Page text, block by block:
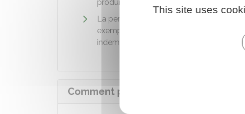
produits.
La personne qui s'est emparée de la
exemple, si un objet volé vous cause
indemnisation à la personne qui a
Comment préparer la demande
This site uses